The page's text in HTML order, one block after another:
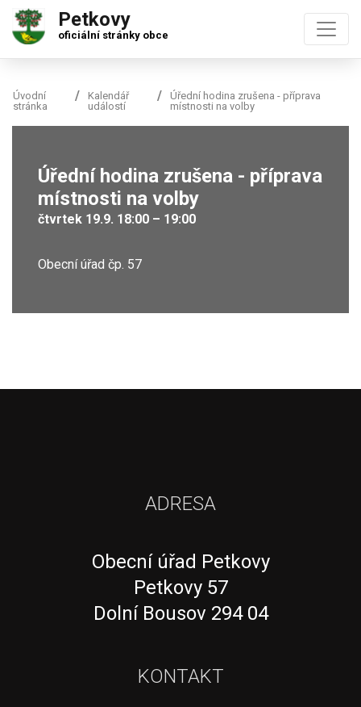
Petkovy
oficiální stránky obce
Úvodní
stránka
Kalendář
událostí
Úřední hodina zrušena - příprava
místnosti na volby
Úřední hodina zrušena - příprava
místnosti na volby
čtvrtek 19.9. 18:00 – 19:00
Obecní úřad čp. 57
ADRESA
Obecní úřad Petkovy
Petkovy 57
Dolní Bousov 294 04
KONTAKT